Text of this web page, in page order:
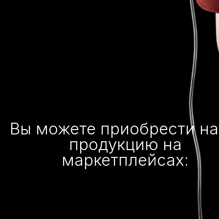
Вы можете приобрести
продукцию на
маркетплейсах: